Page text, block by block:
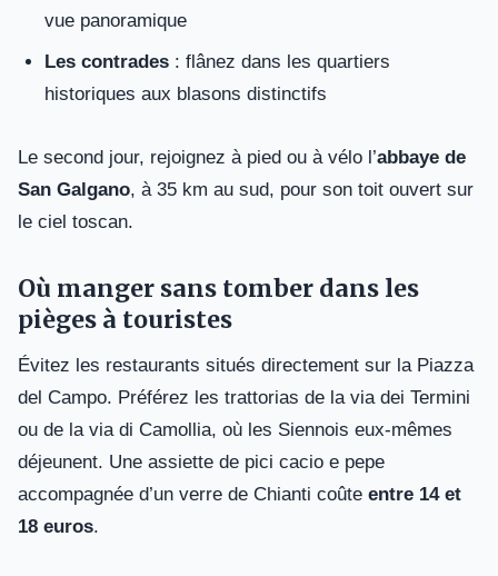
vue panoramique
Les contrades : flânez dans les quartiers
historiques aux blasons distinctifs
Le second jour, rejoignez à pied ou à vélo l’abbaye de
San Galgano, à 35 km au sud, pour son toit ouvert sur
le ciel toscan.
Où manger sans tomber dans les
pièges à touristes
Évitez les restaurants situés directement sur la Piazza
del Campo. Préférez les trattorias de la via dei Termini
ou de la via di Camollia, où les Siennois eux-mêmes
déjeunent. Une assiette de pici cacio e pepe
accompagnée d’un verre de Chianti coûte entre 14 et
18 euros.